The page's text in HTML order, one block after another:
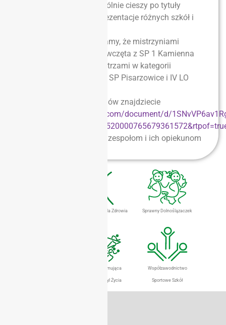
plażowych, a co szczególnie cieszy po tytuły
sięgały w tym roku reprezentacje różnych szkół i
Wszem i wobec ogłaszamy, że mistrzyniami
Dolnego Śląska są dziewczęta z SP 1 Kamienna
Góra i LO Strzelin, a mistrzami w kategorii
chłopców reprezentanci SP Pisarzowice i IV LO
Pełny komunikat zawodów znajdziecie
https://docs.google.com/document/d/
Gratulujemy wszystkim zespołom i ich opiekunom
Gimnastyka Dla Zdrowia Sprawny Dolnoślązaczek
Szkoła Promująca
Aktywny Styl Życia
Współzawodnictwo
Sportowe Szkół